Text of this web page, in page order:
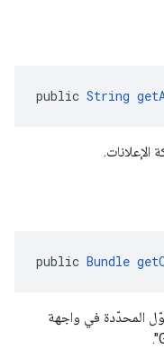
public String
public Bundle
المحدّدة في واجهة